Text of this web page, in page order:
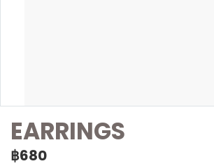
EARRINGS
฿680